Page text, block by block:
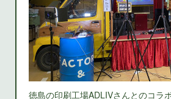
徳島の印刷工場ADLIVさんとのコラ